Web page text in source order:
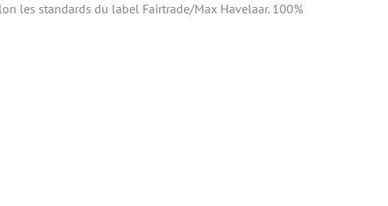
les standards du label Fairtrade/Max Havelaar. 100%